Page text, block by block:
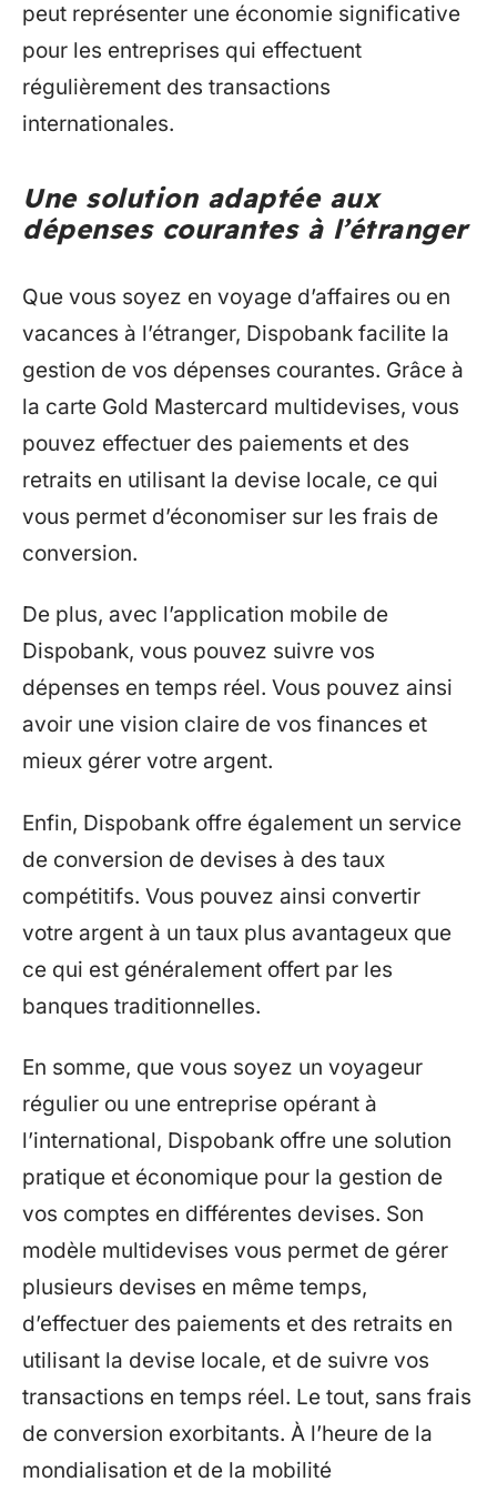
peut représenter une économie significative
pour les entreprises qui effectuent
régulièrement des transactions
internationales.
Une solution adaptée aux
dépenses courantes à l’étranger
Que vous soyez en voyage d’affaires ou en
vacances à l’étranger, Dispobank facilite la
gestion de vos dépenses courantes. Grâce à
la carte Gold Mastercard multidevises, vous
pouvez effectuer des paiements et des
retraits en utilisant la devise locale, ce qui
vous permet d’économiser sur les frais de
conversion.
De plus, avec l’application mobile de
Dispobank, vous pouvez suivre vos
dépenses en temps réel. Vous pouvez ainsi
avoir une vision claire de vos finances et
mieux gérer votre argent.
Enfin, Dispobank offre également un service
de conversion de devises à des taux
compétitifs. Vous pouvez ainsi convertir
votre argent à un taux plus avantageux que
ce qui est généralement offert par les
banques traditionnelles.
En somme, que vous soyez un voyageur
régulier ou une entreprise opérant à
l’international, Dispobank offre une solution
pratique et économique pour la gestion de
vos comptes en différentes devises. Son
modèle multidevises vous permet de gérer
plusieurs devises en même temps,
d’effectuer des paiements et des retraits en
utilisant la devise locale, et de suivre vos
transactions en temps réel. Le tout, sans frais
de conversion exorbitants. À l’heure de la
mondialisation et de la mobilité